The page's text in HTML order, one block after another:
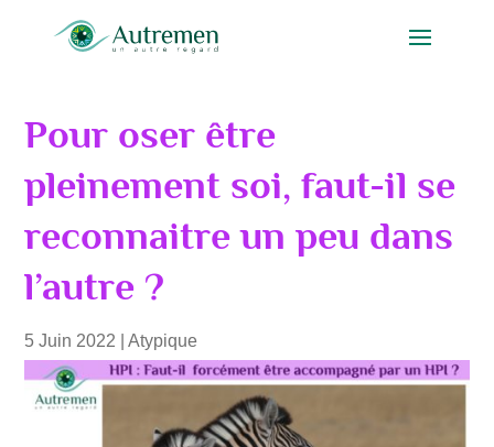
Pour oser être
pleinement soi, faut-il se
reconnaitre un peu dans
l’autre ?
5 Juin 2022 |Atypique